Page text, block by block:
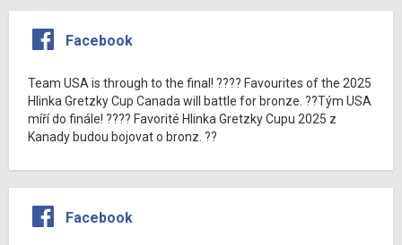
Facebook
Team USA is through to the final! ???? Favourites of the 2025
Hlinka Gretzky Cup Canada will battle for bronze. ??Tým USA
míří do finále! ???? Favorité Hlinka Gretzky Cupu 2025 z
Kanady budou bojovat o bronz. ??
Facebook